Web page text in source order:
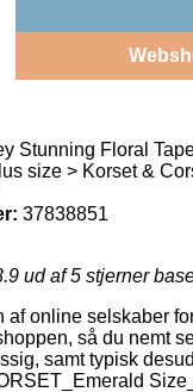
Stunning Floral
size > Korset &
37838851
ud af 5 stjerner
af online selskaber
så du nemt
samt typisk